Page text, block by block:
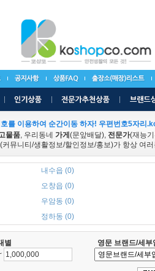
를 이용하여 순간이동 하자! 우편번호5자리
물품, 우리동네 가게 (문앞배달), 전문가(재능
(커뮤니티/생활정보/할인정보/홍보)가 항상 여
내수읍 (0)
오창읍 (0)
우암동 (0)
정하동 (0)
별
영문 브랜드/세부